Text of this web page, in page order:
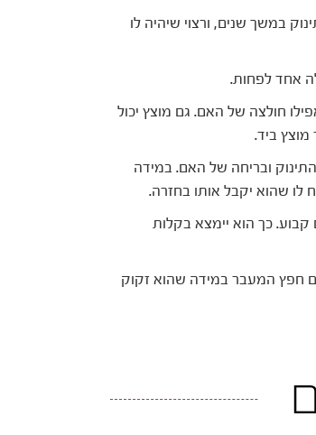
במשך שנים, ורצוי שיהיה לו
חולצה של האם. גם מוצץ יכול
ביד.
ובריחה של האם. במידה
שהוא יקבל אותו בחזרה.
קבוע. כך הוא יימצא בקלות
חפץ המעבר במידה שהוא זקוק